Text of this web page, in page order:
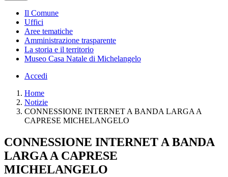
Il Comune
Uffici
Aree tematiche
Amministrazione trasparente
La storia e il territorio
Museo Casa Natale di Michelangelo
Accedi
Home
Notizie
CONNESSIONE INTERNET A BANDA LARGA A
CAPRESE MICHELANGELO
CONNESSIONE INTERNET A BANDA
LARGA A CAPRESE
MICHELANGELO